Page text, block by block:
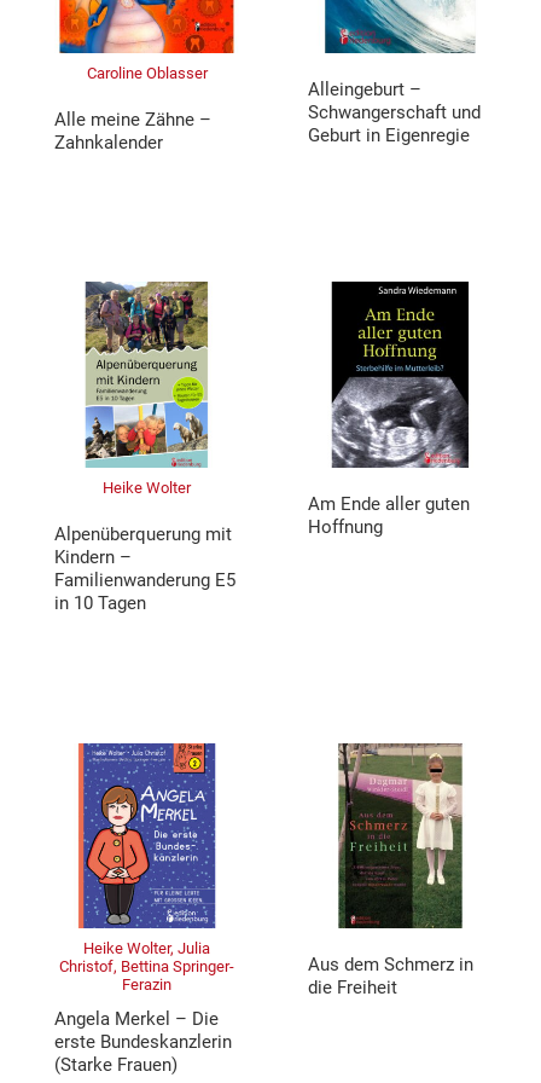
Caroline Oblasser
Alle meine Zähne –
Zahnkalender
Alleingeburt –
Schwangerschaft und
Geburt in Eigenregie
Heike Wolter
Alpenüberquerung mit
Kindern –
Familienwanderung E5
in 10 Tagen
Am Ende aller guten
Hoffnung
Heike Wolter, Julia
Christof, Bettina Springer-
Ferazin
Angela Merkel – Die
erste Bundeskanzlerin
(Starke Frauen)
Aus dem Schmerz in
die Freiheit